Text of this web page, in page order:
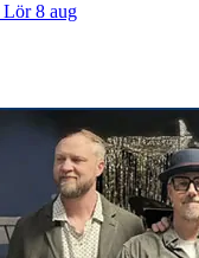
Lör 8 aug